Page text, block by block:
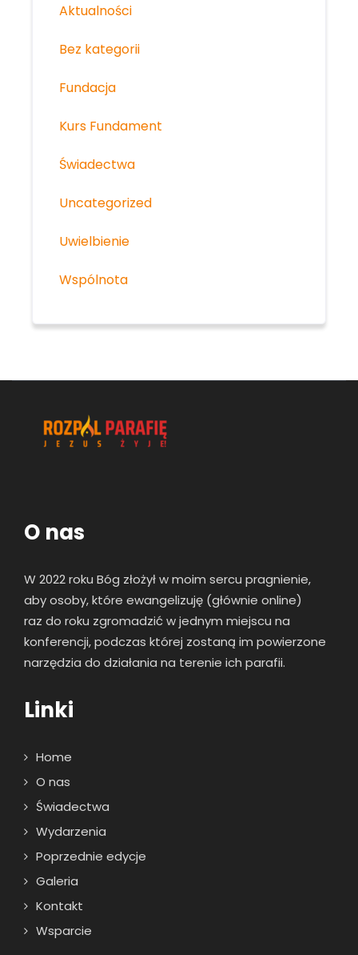
Aktualności
Bez kategorii
Fundacja
Kurs Fundament
Świadectwa
Uncategorized
Uwielbienie
Wspólnota
O nas
W 2022 roku Bóg złożył w moim sercu pragnienie,
aby osoby, które ewangelizuję (głównie online)
raz do roku zgromadzić w jednym miejscu na
konferencji, podczas której zostaną im powierzone
narzędzia do działania na terenie ich parafii.
Linki
Home
O nas
Świadectwa
Wydarzenia
Poprzednie edycje
Galeria
Kontakt
Wsparcie